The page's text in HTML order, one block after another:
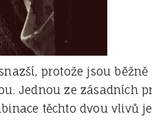
protože jsou
Jednou ze
těchto dvou vlivů